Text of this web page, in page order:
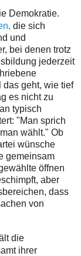
Demokratie.
die sich
und
bei denen trotz
jederzeit
das geht, wie tief
es nicht zu
typisch
"Man sprich
wählt." Ob
wünsche
gemeinsam
öffnen
aber
dass
von
die
ihrer